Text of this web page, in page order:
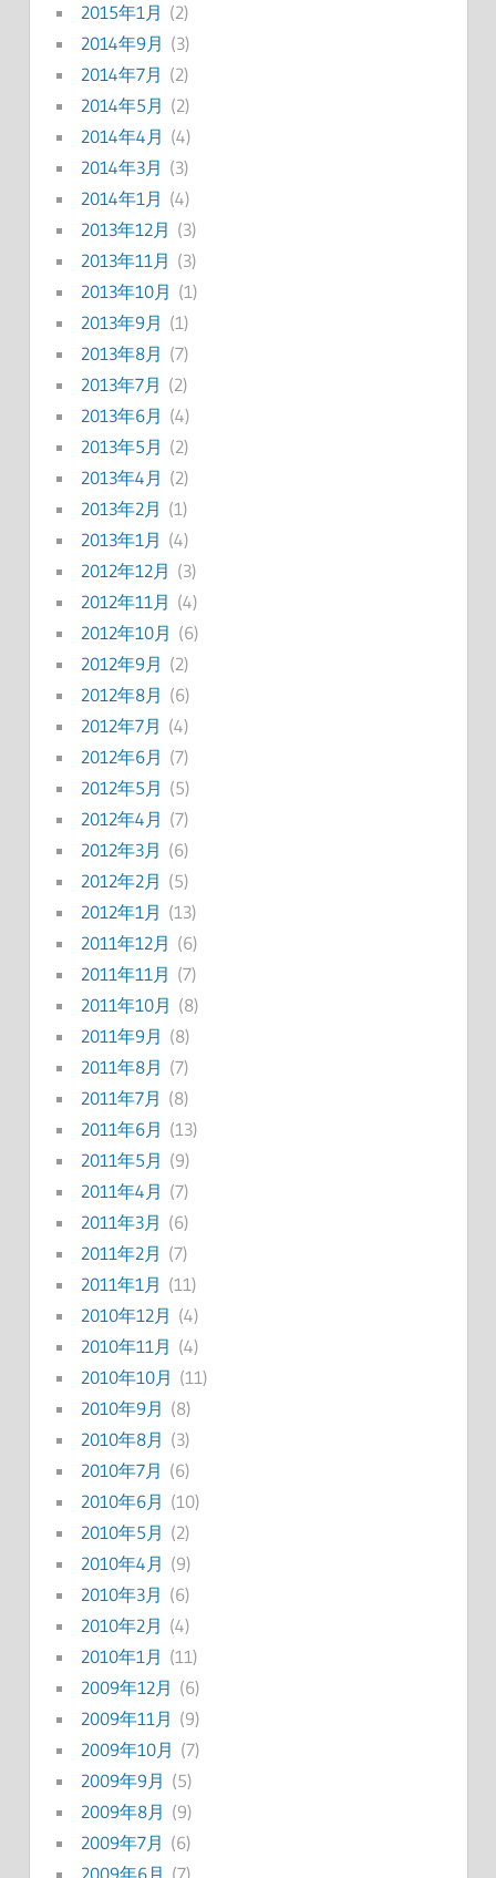
2015年1月 (2)
2014年9月 (3)
2014年7月 (2)
2014年5月 (2)
2014年4月 (4)
2014年3月 (3)
2014年1月 (4)
2013年12月 (3)
2013年11月 (3)
2013年10月 (1)
2013年9月 (1)
2013年8月 (7)
2013年7月 (2)
2013年6月 (4)
2013年5月 (2)
2013年4月 (2)
2013年2月 (1)
2013年1月 (4)
2012年12月 (3)
2012年11月 (4)
2012年10月 (6)
2012年9月 (2)
2012年8月 (6)
2012年7月 (4)
2012年6月 (7)
2012年5月 (5)
2012年4月 (7)
2012年3月 (6)
2012年2月 (5)
2012年1月 (13)
2011年12月 (6)
2011年11月 (7)
2011年10月 (8)
2011年9月 (8)
2011年8月 (7)
2011年7月 (8)
2011年6月 (13)
2011年5月 (9)
2011年4月 (7)
2011年3月 (6)
2011年2月 (7)
2011年1月 (11)
2010年12月 (4)
2010年11月 (4)
2010年10月 (11)
2010年9月 (8)
2010年8月 (3)
2010年7月 (6)
2010年6月 (10)
2010年5月 (2)
2010年4月 (9)
2010年3月 (6)
2010年2月 (4)
2010年1月 (11)
2009年12月 (6)
2009年11月 (9)
2009年10月 (7)
2009年9月 (5)
2009年8月 (9)
2009年7月 (6)
2009年6月 (7)